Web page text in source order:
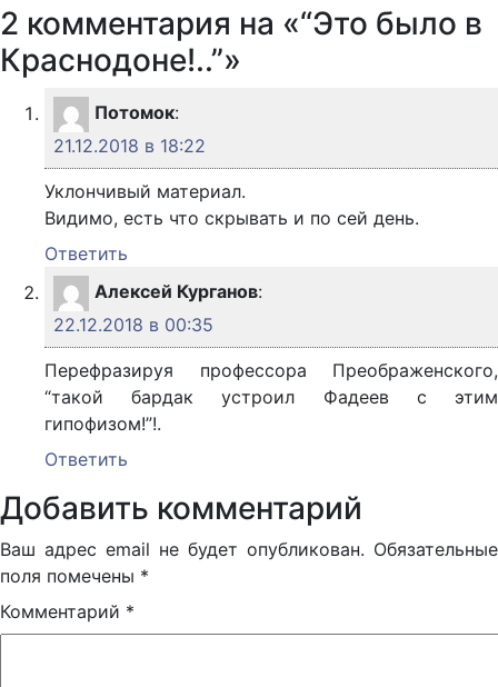
2 комментария на «“Это было в
Краснодоне!..”»
Потомок:
21.12.2018 в 18:22
Уклончивый материал.
Видимо, есть что скрывать и по сей день.
Ответить
Алексей Курганов:
22.12.2018 в 00:35
Перефразируя профессора Преображенского,
“такой бардак устроил Фадеев с этим
гипофизом!”!.
Ответить
Добавить комментарий
Ваш адрес email не будет опубликован. Обязательные
поля помечены *
Комментарий *